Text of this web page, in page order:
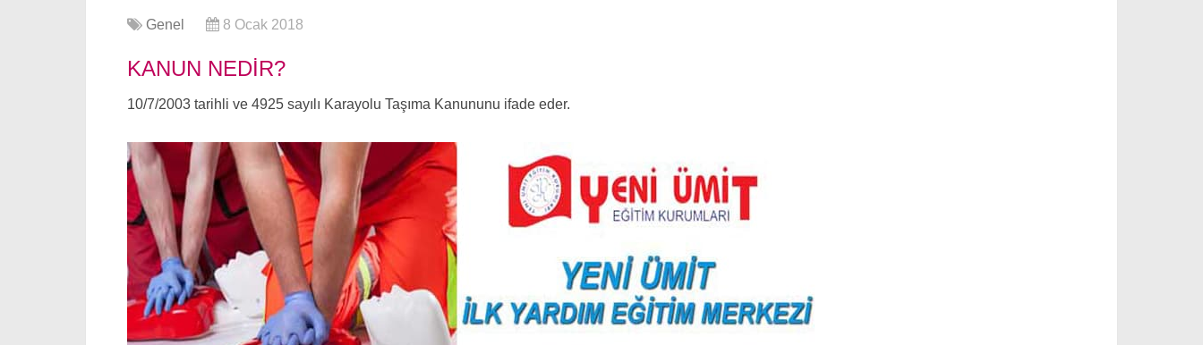
Genel 8 Ocak 2018
KANUN NEDIR?
10/7/2003 tarihli ve 4925 sayılı Karayolu Taşıma Kanununu ifade eder.